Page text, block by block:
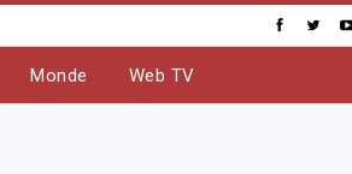
Monde Web TV